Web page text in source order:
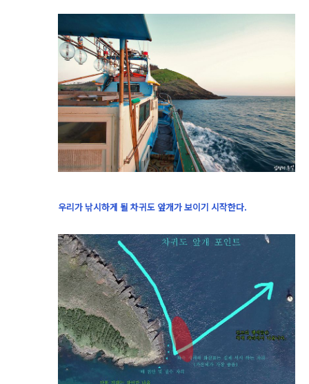
우리가 낚시하게 될 차귀도 앞개가 보이기 시작한다.